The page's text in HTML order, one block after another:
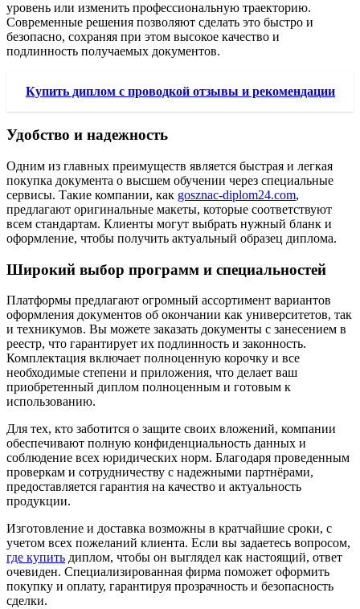
уровень или изменить профессиональную траекторию.
Современные решения позволяют сделать это быстро и
безопасно, сохраняя при этом высокое качество и
подлинность получаемых документов.
Купить диплом с проводкой отзывы и рекомендации
Удобство и надежность
Одним из главных преимуществ является быстрая и легкая
покупка документа о высшем обучении через специальные
сервисы. Такие компании, как gosznac-diplom24.com,
предлагают оригинальные макеты, которые соответствуют
всем стандартам. Клиенты могут выбрать нужный бланк и
оформление, чтобы получить актуальный образец диплома.
Широкий выбор программ и специальностей
Платформы предлагают огромный ассортимент вариантов
оформления документов об окончании как университетов, так
и техникумов. Вы можете заказать документы с занесением в
реестр, что гарантирует их подлинность и законность.
Комплектация включает полноценную корочку и все
необходимые степени и приложения, что делает ваш
приобретенный диплом полноценным и готовым к
использованию.
Для тех, кто заботится о защите своих вложений, компании
обеспечивают полную конфиденциальность данных и
соблюдение всех юридических норм. Благодаря проведенным
проверкам и сотрудничеству с надежными партнёрами,
предоставляется гарантия на качество и актуальность
продукции.
Изготовление и доставка возможны в кратчайшие сроки, с
учетом всех пожеланий клиента. Если вы задаетесь вопросом,
где купить диплом, чтобы он выглядел как настоящий, ответ
очевиден. Специализированная фирма поможет оформить
покупку и оплату, гарантируя прозрачность и безопасность
сделки.